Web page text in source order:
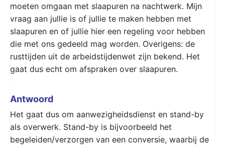
moeten omgaan met slaapuren na nachtwerk. Mijn
vraag aan jullie is of jullie te maken hebben met
slaapuren en of jullie hier een regeling voor hebben
die met ons gedeeld mag worden. Overigens: de
rusttijden uit de arbeidstijdenwet zijn bekend. Het
gaat dus echt om afspraken over slaapuren.
Antwoord
Het gaat dus om aanwezigheidsdienst en stand-by
als overwerk. Stand-by is bijvoorbeeld het
begeleiden/verzorgen van een conversie, waarbij de